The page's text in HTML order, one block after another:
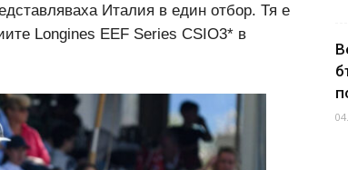
Италия в един отбор. Тя е
Longines EEF Series CSIO3* в